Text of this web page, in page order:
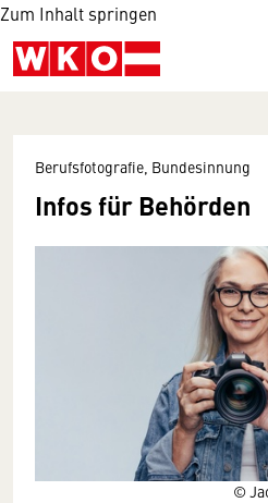
Zum Inhalt springen
©
Berufsfotografie, Bundesinnung
Infos für Behörden